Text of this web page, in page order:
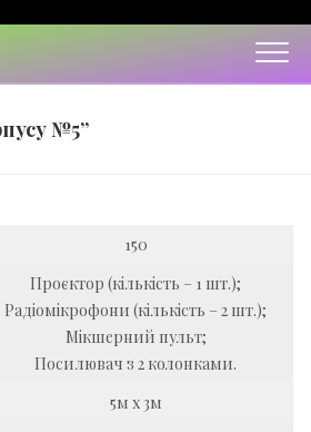
№5”
150
Проєктор (кількість – 1 шт.);
Радіомікрофони (кількість – 2 шт.);
Мікшерний пульт;
Посилювач з 2 колонками.
5м х 3м